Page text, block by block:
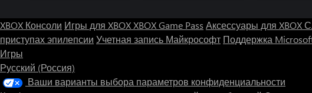
XBOX Консоли Игры для XBOXXBOX Game Pass Аксессуары для XBOX
приступах эпилепсии Учетная запись Майкрософт Поддержка
Игры
Русский (Россия)
Ваши варианты выбора параметров конфиденциальности